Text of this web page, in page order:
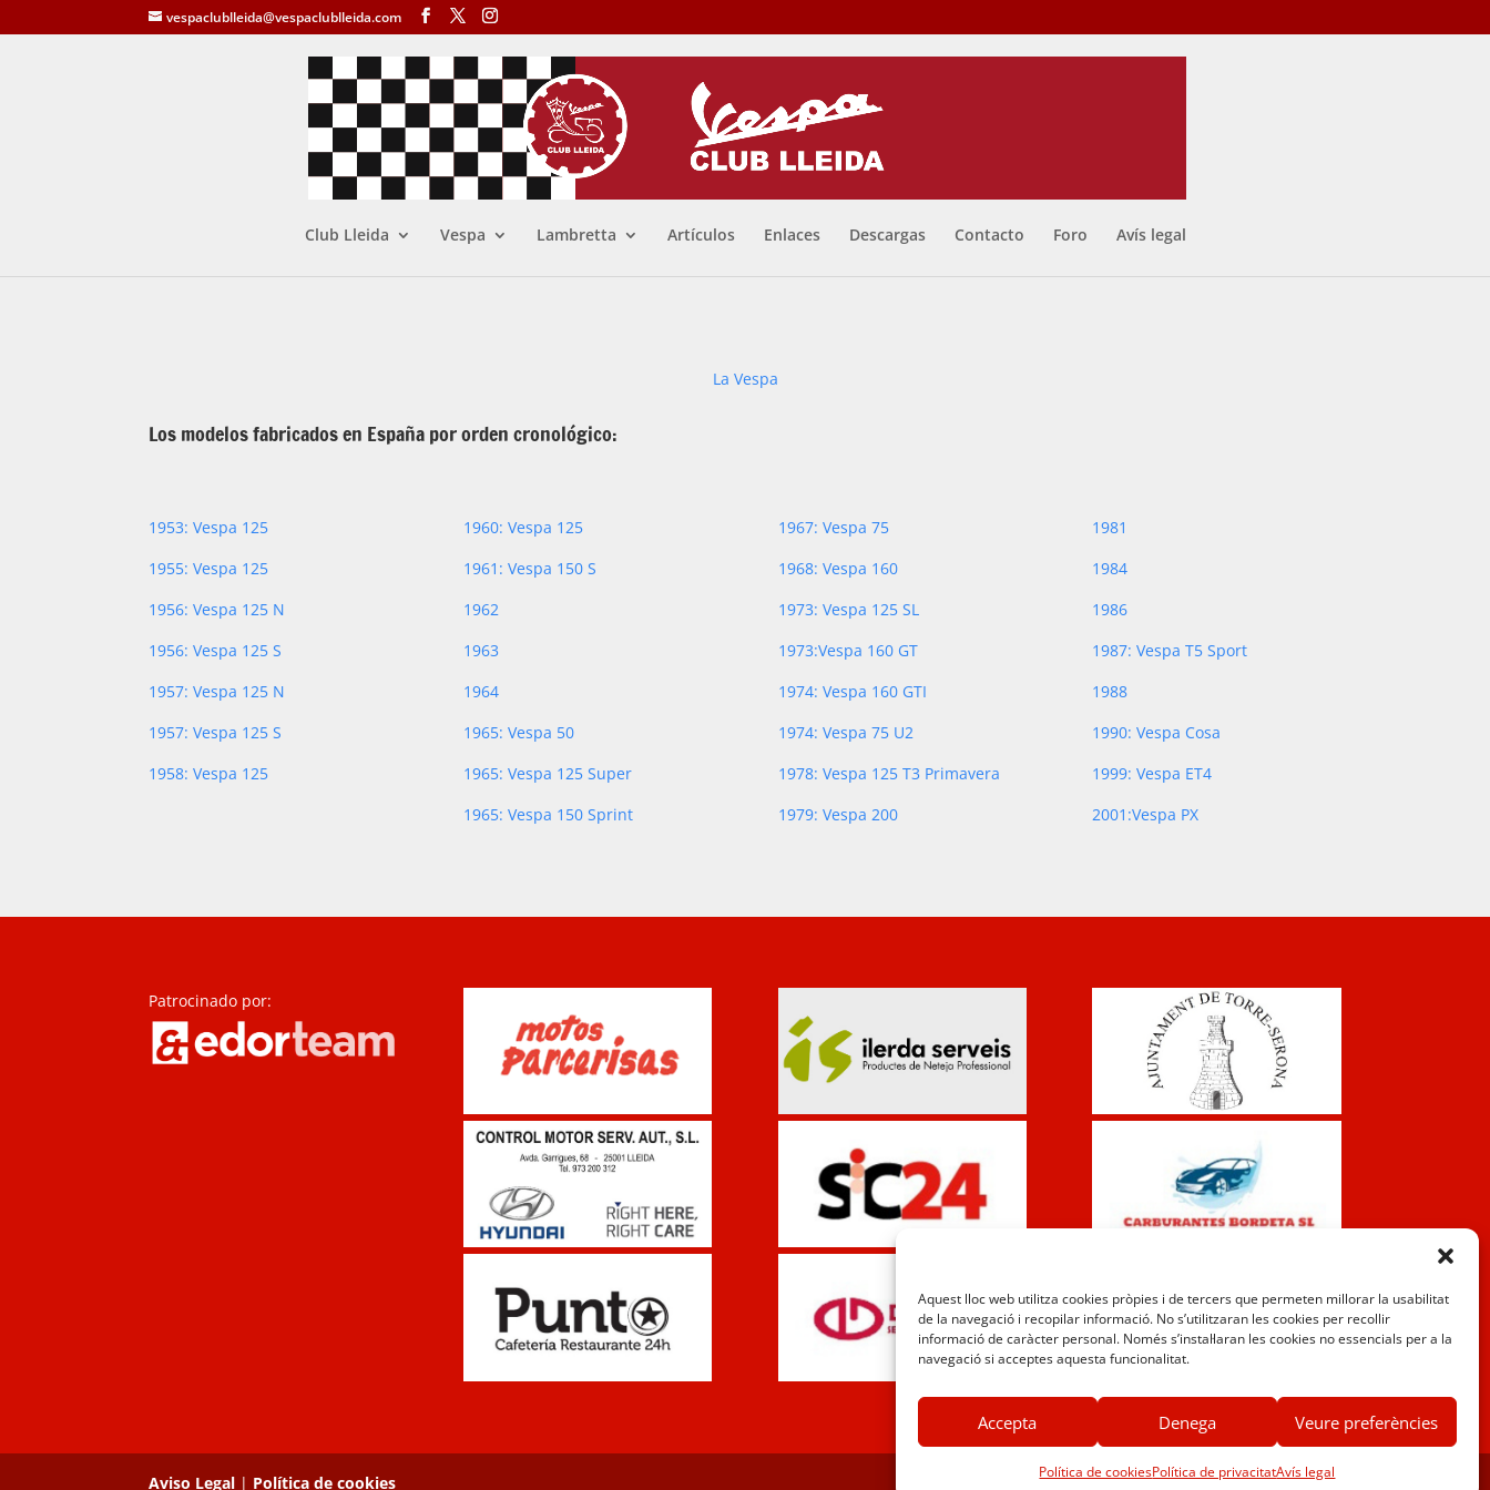
Aquest lloc web utilitza cookies pròpies i de tercers que permeten millorar la usabilitat
de la navegació i recopilar informació. No s’utilitzaran les cookies per recollir
informació de caràcter personal. Només s’instal·laran les cookies no essencials per a la
navegació si acceptes aquesta funcionalitat.
Accepta Denega Veure preferències
Política de cookiesPolítica de privacitatAvís legal
vespaclublleida@vespaclublleida.com
Club Lleida Vespa Lambretta Artículos Enlaces Descargas Contacto Foro Avís legal
La Vespa
Los modelos fabricados en España por orden cronológico:
1953: Vespa 125
1955: Vespa 125
1956: Vespa 125 N
1956: Vespa 125 S
1957: Vespa 125 N
1957: Vespa 125 S
1958: Vespa 125
1960: Vespa 125
1961: Vespa 150 S
1962
1963
1964
1965: Vespa 50
1965: Vespa 125 Super
1965: Vespa 150 Sprint
1967: Vespa 75
1968: Vespa 160
1973: Vespa 125 SL
1973:Vespa 160 GT
1974: Vespa 160 GTI
1974: Vespa 75 U2
1978: Vespa 125 T3 Primavera
1979: Vespa 200
1981
1984
1986
1987: Vespa T5 Sport
1988
1990: Vespa Cosa
1999: Vespa ET4
2001:Vespa PX
Patrocinado por:
Aviso Legal | Política de cookies